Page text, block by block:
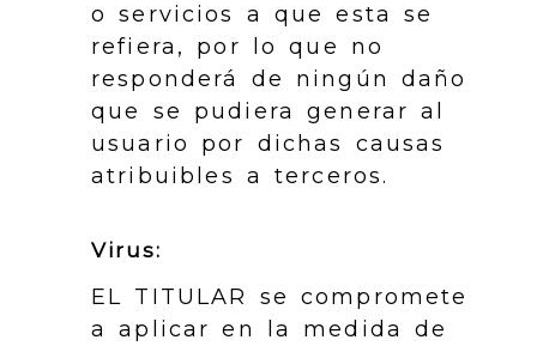
o servicios a que esta se
refiera, por lo que no
responderá de ningún daño
que se pudiera generar al
usuario por dichas causas
atribuibles a terceros.
Virus:
EL TITULAR se compromete
a aplicar en la medida de